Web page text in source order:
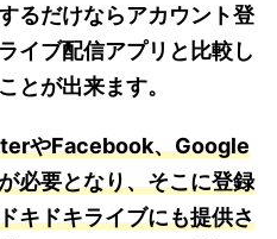
るだけならアカウント登
イブ配信アプリと比較し
とが出来ます。
やFacebook、Google
必要となり、そこに登録
キドキライブにも提供さ